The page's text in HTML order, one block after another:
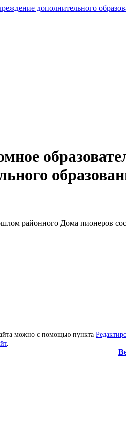
дополнительного
районного Дома пионеров
можно с помощью пункта
.